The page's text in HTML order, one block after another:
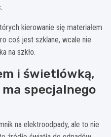
kierowanie się materiałem
coś jest szklane, wcale nie
na szkło.
i świetlówką,
specjalnego
na elektroodpady, ale to nie